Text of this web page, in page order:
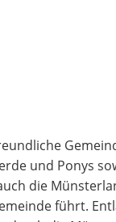
und Ponys
die
führt.